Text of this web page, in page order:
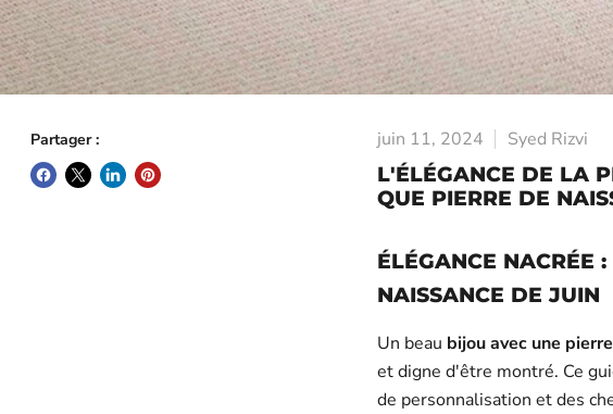
Partager : juin 11, 2024 Syed Rizvi
L'ÉLÉGANCE DE LA
QUE PIERRE DE
ÉLÉGANCE NACRÉE
NAISSANCE DE JUIN
Un beau bijou avec une
et digne d'être montré. Ce
de personnalisation et des